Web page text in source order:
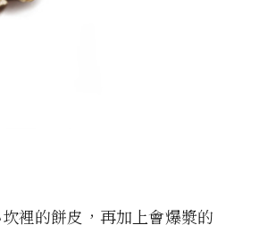
裡的餅皮，再加上會爆漿的